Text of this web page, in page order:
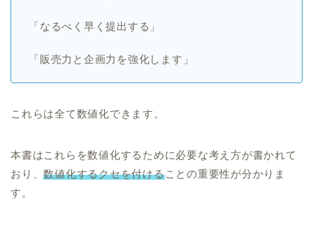
「なるべく早く提出する」
「販売力と企画力を強化します」
これらは全て数値化できます。
本書はこれらを数値化するために必要な考え方が書かれて
おり、数値化するクセを付けることの重要性が分かりま
す。